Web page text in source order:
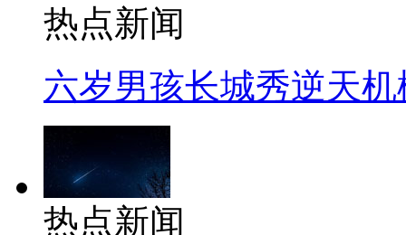
热点新闻
六岁男孩长城秀逆天机
热点新闻